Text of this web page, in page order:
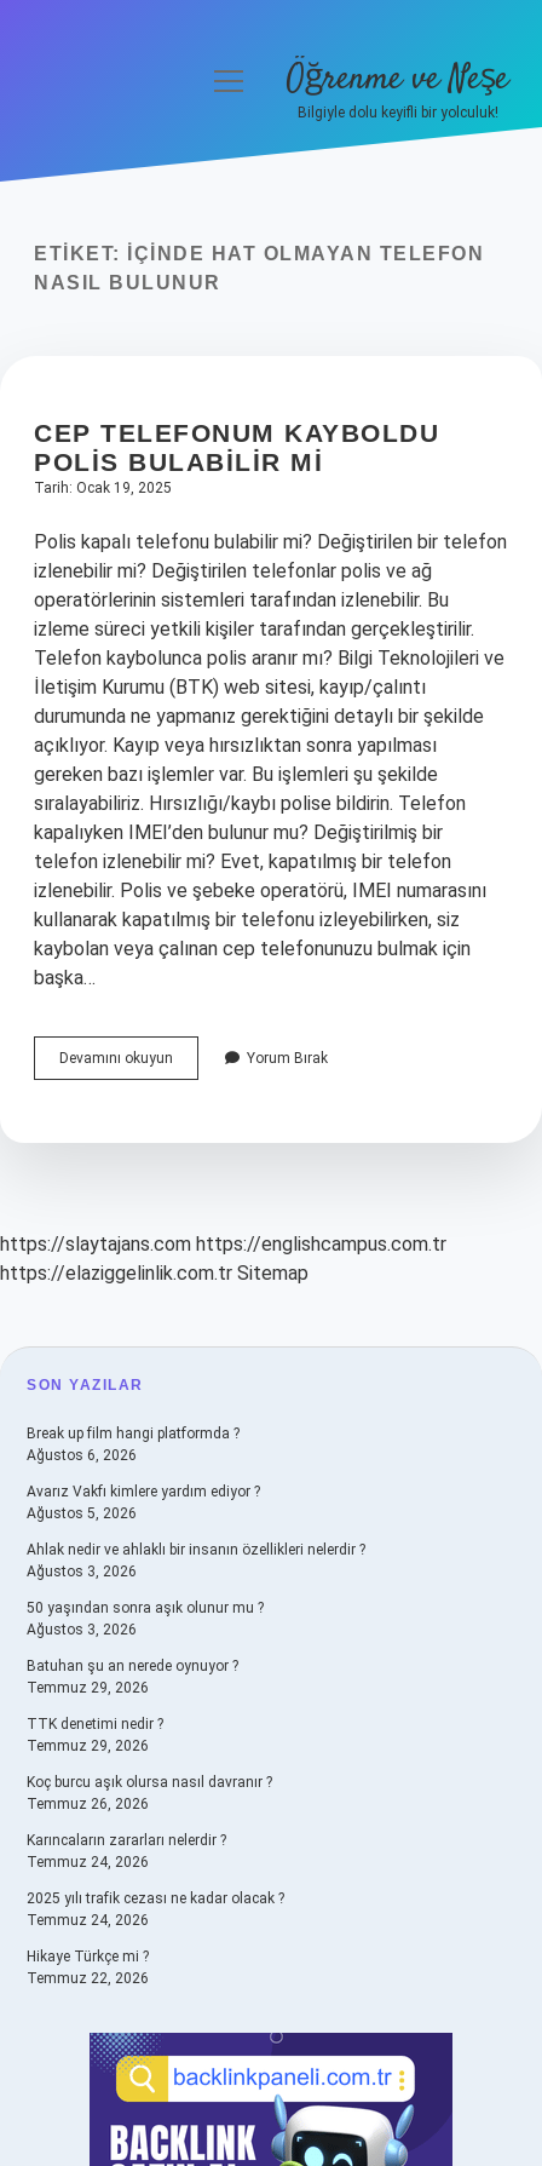
Yasal Uyarı
menüyüÖğrenme ve Neşe
Bilgiyle dolu keyifli bir yolculuk!
ETIKET:
İÇINDE HAT OLMAYAN TELEFON
NASIL BULUNUR
CEP TELEFONUM KAYBOLDU
POLIS BULABILIR MI
Tarih: Ocak 19, 2025
Polis kapalı telefonu bulabilir mi? Değiştirilen bir telefon
izlenebilir mi? Değiştirilen telefonlar polis ve ağ
operatörlerinin sistemleri tarafından izlenebilir. Bu
izleme süreci yetkili kişiler tarafından gerçekleştirilir.
Telefon kaybolunca polis aranır mı? Bilgi Teknolojileri ve
İletişim Kurumu (BTK) web sitesi, kayıp/çalıntı
durumunda ne yapmanız gerektiğini detaylı bir şekilde
açıklıyor. Kayıp veya hırsızlıktan sonra yapılması
gereken bazı işlemler var. Bu işlemleri şu şekilde
sıralayabiliriz. Hırsızlığı/kaybı polise bildirin. Telefon
kapalıyken IMEI’den bulunur mu? Değiştirilmiş bir
telefon izlenebilir mi? Evet, kapatılmış bir telefon
izlenebilir. Polis ve şebeke operatörü, IMEI numarasını
kullanarak kapatılmış bir telefonu izleyebilirken, siz
kaybolan veya çalınan cep telefonunuzu bulmak için
başka…
Devamını okuyun
Telefonum
Bulabilir
Yorum Bırak
https://slaytajans.com https://englishcampus.com.tr
https://elaziggelinlik.com.tr Sitemap
SIDEBAR
SON YAZILAR
Break up film hangi platformda ?
Ağustos 6, 2026
Avarız Vakfı kimlere yardım ediyor ?
Ağustos 5, 2026
Ahlak nedir ve ahlaklı bir insanın özellikleri nelerdir ?
Ağustos 3, 2026
50 yaşından sonra aşık olunur mu ?
Ağustos 3, 2026
Batuhan şu an nerede oynuyor ?
Temmuz 29, 2026
TTK denetimi nedir ?
Temmuz 29, 2026
Koç burcu aşık olursa nasıl davranır ?
Temmuz 26, 2026
Karıncaların zararları nelerdir ?
Temmuz 24, 2026
2025 yılı trafik cezası ne kadar olacak ?
Temmuz 24, 2026
Hikaye Türkçe mi ?
Temmuz 22, 2026